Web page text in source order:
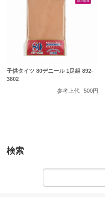
子供タイツ 80デニール 1足組 892-
3802
参考上代
500円
検索